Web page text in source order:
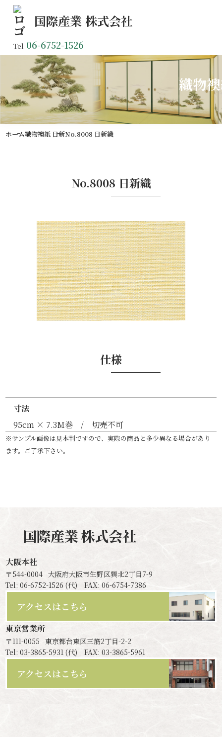
国際産業 株式会社
Tel 06-6752-1526
織物
ホーム織物襖紙 日新No.8008 日新織
No.8008 日新織
仕様
寸法
95cm × 7.3M巻 / 切売不可
※サンプル画像は見本判ですので、実際の商品と多少異なる場合があり
ます。ご了承下さい。
国際産業株式会社
大阪本社
〒544-0004 大阪府大阪市生野区巽北2丁目7-9
Tel: 06-6752-1526 (代) FAX: 06-6754-7386
アクセスはこちら
東京営業所
〒111-0055
東京都台東区三筋2丁目-2-2
Tel: 03-3865-5931 (代) FAX: 03-3865-5961
アクセスはこちら